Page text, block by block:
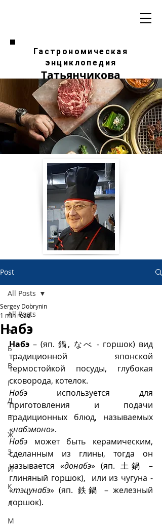
Гастрономическая
энциклопедия
Татьянчикова
Post
All Posts
А
Б
В
Г
Д
Е
Ж
З
И
К
Л
М
All Posts
Набэ
Sergey Dobrynin
1 min read
Набэ – (яп. 鍋, なべ - горшок) вид
традиционной японской
термостойкой посуды, глубокая
сковорода, котелок.
Набэ используется для
приготовления и подачи
традиционных блюд, называемых
«набэмоно».
Набэ может быть керамическим,
сделанным из глины, тогда он
называется «донабэ» (яп. 土鍋 –
глиняный горшок),  или из чугуна -
«тэцунабэ» (яп. 鉄鍋 – железный
горшок).